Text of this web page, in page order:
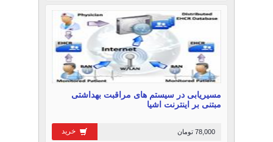
مسیریابی در سیستم های مراقبت بهداشتی
مبتنی بر اینترنت اشیا
خرید 78,000 تومان